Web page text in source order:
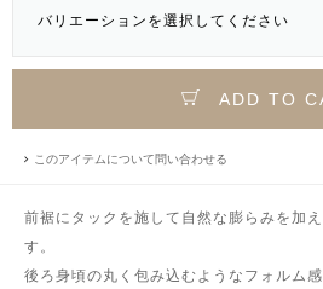
バリエーションを選択してください
ADD TO
このアイテムについて問い合わせる
前裾にタックを施して自然な膨らみを加
す。
後ろ身頃の丸く包み込むようなフォルム